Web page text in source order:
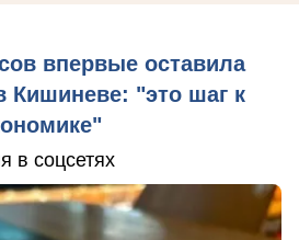
впервые оставила
Кишиневе: "это шаг к
в соцсетях